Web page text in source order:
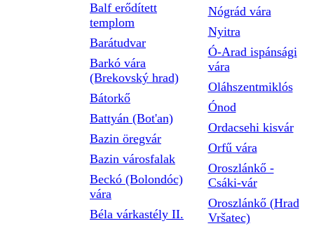
Balf erődített
templom
Barátudvar
Barkó vára
(Brekovský hrad)
Bátorkő
Battyán (Bot'an)
Bazin öregvár
Bazin városfalak
Beckó (Bolondóc)
vára
Béla várkastély II.
Nógrád vára
Nyitra
Ó-Arad ispánsági
vára
Oláhszentmiklós
Ónod
Ordacsehi kisvár
Orfű vára
Oroszlánkő -
Csáki-vár
Oroszlánkő (Hrad
Vršatec)